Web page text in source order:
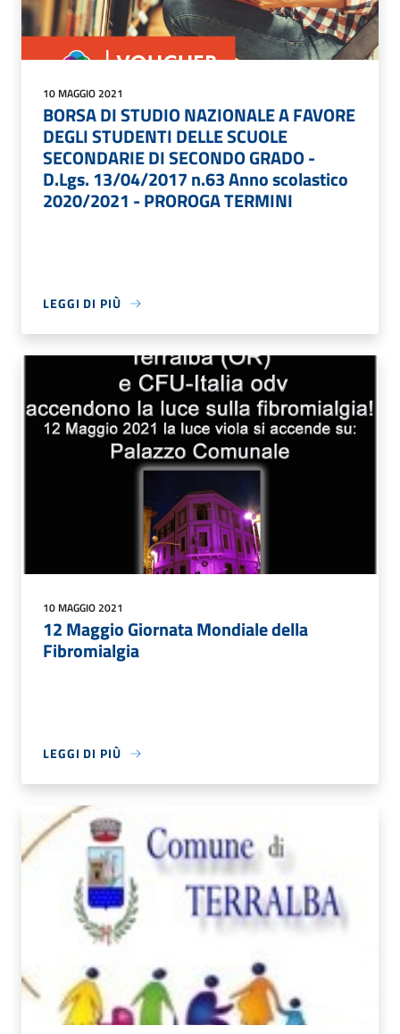
10 MAGGIO 2021
BORSA DI STUDIO NAZIONALE A FAVORE
DEGLI STUDENTI DELLE SCUOLE
SECONDARIE DI SECONDO GRADO -
D.Lgs. 13/04/2017 n.63 Anno scolastico
2020/2021 - PROROGA TERMINI
LEGGI DI PIÙ
10 MAGGIO 2021
12 Maggio Giornata Mondiale della
Fibromialgia
LEGGI DI PIÙ